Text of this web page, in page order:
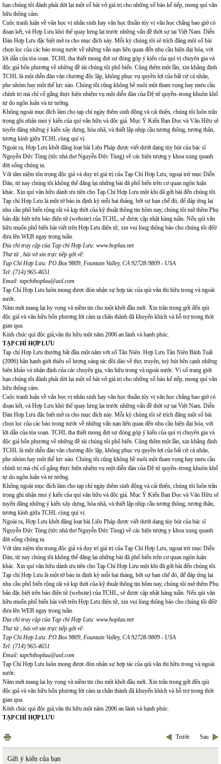
hạn chúng tôi đành phải dời lại một số bài vở giá trị cho những số báo kế tiếp, mong quí văn
hữu thông cảm.
Cuộc tranh luận về văn học vị nhân sinh hay văn học thuần túy vị văn học chẳng bao giờ có
đoạn kết, và Hợp Lưu khó thể quay lưng lại trước những vấn đề thời sự tại Việt Nam. Diễn
Đàn Hợp Lưu đặc biệt mở ra cho mục đích này. Mỗi kỳ chúng tôi sẽ trích đăng một số bài
chọn lọc của các báo trong nước về những vấn nạn liên quan đến nhu cầu hiện đại hóa, với
lời dẫn của tòa soạn. TCHL tha thiết mong đợi sự đóng góp ý kiến của quí vị chuyên gia và
độc giả bốn phương về những đề tài chúng tôi phổ biến. Cũng thêm một lần, xin khẳng định
TCHL là một diễn đàn văn chương độc lập, không phục vụ quyền lợi của bất cứ cá nhân,
phe nhóm hay một thế lực nào. Chúng tôi cũng không hề nuôi một tham vọng hay mưu cầu
chính trị mà chỉ cố gắng thực hiện nhiệm vụ một diễn đàn của Đệ tứ quyền–trong khuôn khổ
tự do ngôn luận và tư tưởng.
Không ngoài mục đích làm cho tạp chí ngày thêm sinh động và cải thiện, chúng tôi luôn trân
trọng ghi nhận mọi ý kiến của quí văn hữu và độc giả. Mục Ý Kiến Bạn Đọc và Văn Hữu sẽ
tuyển đăng những ý kiến xây dựng, hòa nhã, và thiết lập nhịp cầu tương thông, tương thân,
tương kính giữa TCHL cùng quí vị.
Ngoài ra, Hợp Lưu khởi đăng loạt bài Liệu Pháp được viết dưới dạng tùy bút của bác sĩ
Nguyễn Đức Tùng (tức nhà thơ Nguyễn Đức Tùng) về các hiện tượng y khoa xung quanh
đời sống chúng ta.
Với tâm niệm tôn trọng độc giả và duy trì giá trị của Tạp Chí Hợp Lưu, ngoại trừ mục Diễn
Đàn, từ nay chúng tôi không thể đăng lại những bài đã phổ biến trên cơ quan ngôn luận
khác. Xin quí văn hữu dành ưu tiên cho Tạp Chí Hợp Lưu một khi đã gởi bài đến chúng tôi.
Tạp chí Hợp Lưu là một tờ báo in định kỳ mỗi hai tháng, bởi sự hạn chế đó, để đáp ứng lại
nhu cầu phổ biến rộng rãi và kịp thời của kỹ thuật thông tin hôm nay, chúng tôi mở thêm Phụ
bản đặc biệt trên báo điện tử (website) của TCHL, sẽ được cập nhật hàng tuần. Nếu qúi văn
hữu muốn phổ biến bài viết trên Hợp Lưu điện tử, xin vui lòng thông báo cho chúng tôi đểờ
đưa lên WEB ngay trong tuần.
Địa chỉ truy cập của Tạp chí Hợp Lưu: www.hopluu.net
Thư từ , bài vở xin trực tiếp gởi về:
Tạp Chí Hợp Lưu: P.O.Box 9809, Fountain Valley, CA 92728-9809 - USA
Tel: (714) 965-4651
Email: tapchihopluu@aol.com
Tạp Chí Hợp Lưu luôn mong được đón nhận sự hợp tác của qúi văn thi hữu trong và ngoài
nước.
Năm mới mang lại hy vọng và niềm tin cho một khởi đầu mới. Xin trân trọng gởi đến qúi
độc giả và văn hữu bốn phương lời cảm tạ chân thành đã khuyến khích và hỗ trợ trong thời
gian qua.
Kính chúc quí độc giả,văn thi hữu một năm 2006 an lành và hạnh phúc.
TẠP CHÍ HỢP LƯU
Tạp chí Hợp Lưu thường bắt đầu một năm với số Tân Niên. Hợp Lưu Tân Niên Bính Tuất
(2006) hân hạnh giới thiệu số lượng sáng tác dồi dào về thơ, truyện, tuỳ bút bên cạnh những
biên khảo và nhận định của các chuyên gia, văn hữu trong và ngoài nước. Vì số trang giới
hạn chúng tôi đành phải dời lại một số bài vở giá trị cho những số báo kế tiếp, mong quí văn
hữu thông cảm.
Cuộc tranh luận về văn học vị nhân sinh hay văn học thuần túy vị văn học chẳng bao giờ có
đoạn kết, và Hợp Lưu khó thể quay lưng lại trước những vấn đề thời sự tại Việt Nam. Diễn
Đàn Hợp Lưu đặc biệt mở ra cho mục đích này. Mỗi kỳ chúng tôi sẽ trích đăng một số bài
chọn lọc của các báo trong nước về những vấn nạn liên quan đến nhu cầu hiện đại hóa, với
lời dẫn của tòa soạn. TCHL tha thiết mong đợi sự đóng góp ý kiến của quí vị chuyên gia và
độc giả bốn phương về những đề tài chúng tôi phổ biến. Cũng thêm một lần, xin khẳng định
TCHL là một diễn đàn văn chương độc lập, không phục vụ quyền lợi của bất cứ cá nhân,
phe nhóm hay một thế lực nào. Chúng tôi cũng không hề nuôi một tham vọng hay mưu cầu
chính trị mà chỉ cố gắng thực hiện nhiệm vụ một diễn đàn của Đệ tứ quyền–trong khuôn khổ
tự do ngôn luận và tư tưởng.
Không ngoài mục đích làm cho tạp chí ngày thêm sinh động và cải thiện, chúng tôi luôn trân
trọng ghi nhận mọi ý kiến của quí văn hữu và độc giả. Mục Ý Kiến Bạn Đọc và Văn Hữu sẽ
tuyển đăng những ý kiến xây dựng, hòa nhã, và thiết lập nhịp cầu tương thông, tương thân,
tương kính giữa TCHL cùng quí vị.
Ngoài ra, Hợp Lưu khởi đăng loạt bài Liệu Pháp được viết dưới dạng tùy bút của bác sĩ
Nguyễn Đức Tùng (tức nhà thơ Nguyễn Đức Tùng) về các hiện tượng y khoa xung quanh
đời sống chúng ta.
Với tâm niệm tôn trọng độc giả và duy trì giá trị của Tạp Chí Hợp Lưu, ngoại trừ mục Diễn
Đàn, từ nay chúng tôi không thể đăng lại những bài đã phổ biến trên cơ quan ngôn luận
khác. Xin quí văn hữu dành ưu tiên cho Tạp Chí Hợp Lưu một khi đã gởi bài đến chúng tôi.
Tạp chí Hợp Lưu là một tờ báo in định kỳ mỗi hai tháng, bởi sự hạn chế đó, để đáp ứng lại
nhu cầu phổ biến rộng rãi và kịp thời của kỹ thuật thông tin hôm nay, chúng tôi mở thêm Phụ
bản đặc biệt trên báo điện tử (website) của TCHL, sẽ được cập nhật hàng tuần. Nếu qúi văn
hữu muốn phổ biến bài viết trên Hợp Lưu điện tử, xin vui lòng thông báo cho chúng tôi đểờ
đưa lên WEB ngay trong tuần.
Địa chỉ truy cập của Tạp chí Hợp Lưu: www.hopluu.net
Thư từ , bài vở xin trực tiếp gởi về:
Tạp Chí Hợp Lưu: P.O.Box 9809, Fountain Valley, CA 92728-9809 - USA
Tel: (714) 965-4651
Email: tapchihopluu@aol.com
Tạp Chí Hợp Lưu luôn mong được đón nhận sự hợp tác của qúi văn thi hữu trong và ngoài
nước.
Năm mới mang lại hy vọng và niềm tin cho một khởi đầu mới. Xin trân trọng gởi đến qúi
độc giả và văn hữu bốn phương lời cảm tạ chân thành đã khuyến khích và hỗ trợ trong thời
gian qua.
Kính chúc quí độc giả,văn thi hữu một năm 2006 an lành và hạnh phúc.
TẠP CHÍ HỢP LƯU
Trước Sau
Gửi ý kiến của bạn